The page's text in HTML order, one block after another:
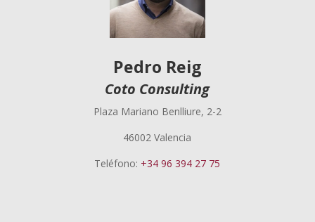
Pedro Reig
Coto Consulting
Plaza Mariano Benlliure, 2-2
46002 Valencia
Teléfono: +34 96 394 27 75